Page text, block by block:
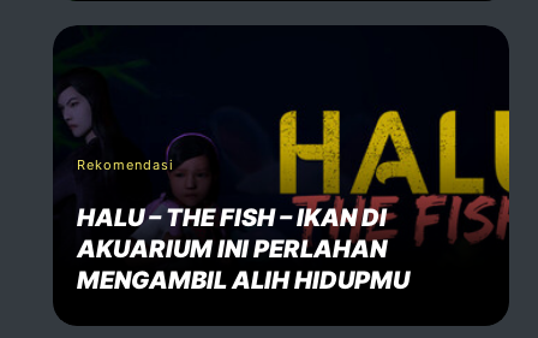
Rekomendasi
HALU – THE FISH – IKAN DI
AKUARIUM INI PERLAHAN
MENGAMBIL ALIH HIDUPMU